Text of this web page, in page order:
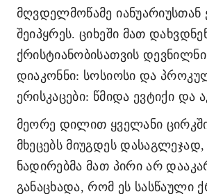
მღვდელმოწამე
შეიპყრეს. ციხეში მათ
ქრისტიანობისათვის
დიაკონნი: სოსიოსი და
ერისკაცები: წმიდა ევტიქი და
მეორე დილით ყველანი ცირკში
მხეცებს მიუგდეს დასაგლეჯად,
ნადირებმა მათ პირი არ
განაცხადა, რომ ეს სასწაული